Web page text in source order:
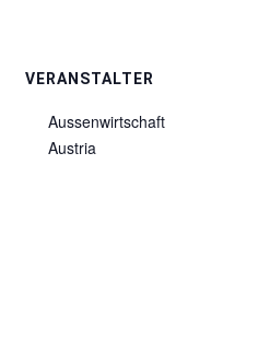
VERANSTALTER
Aussenwirtschaft
Austria